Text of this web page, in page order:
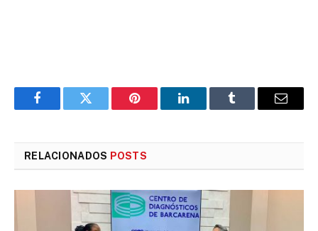
FacebookTwitter Pinterest LinkedInTumblr
E-
RELACIONADOS POSTS